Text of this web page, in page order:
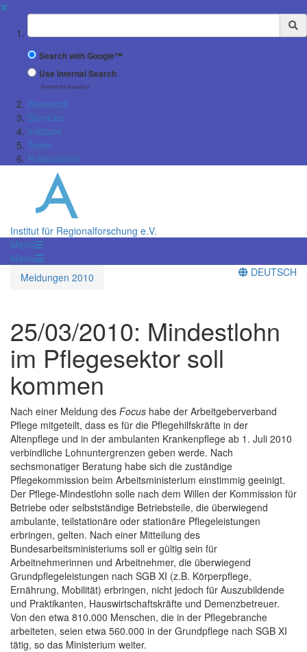
✖
Suchbegriff
Search with Google™
Use Internal Search
(limited result quality)
Research
Services
Institute
Team
Publications
Institut für Regionalforschung e.V.
Menü
Menü
Meldungen 2010
DEUTSCH
25/03/2010: Mindestlohn
im Pflegesektor soll
kommen
Nach einer Meldung des Focus habe der Arbeitgeberverband
Pflege mitgeteilt, dass es für die Pflegehilfskräfte in der
Altenpflege und in der ambulanten Krankenpflege ab 1. Juli 2010
verbindliche Lohnuntergrenzen geben werde. Nach
sechsmonatiger Beratung habe sich die zuständige
Pflegekommission beim Arbeitsministerium einstimmig geeinigt.
Der Pflege-Mindestlohn solle nach dem Willen der Kommission für
Betriebe oder selbstständige Betriebsteile, die überwiegend
ambulante, teilstationäre oder stationäre Pflegeleistungen
erbringen, gelten. Nach einer Mitteilung des
Bundesarbeitsministeriums soll er gültig sein für
Arbeitnehmerinnen und Arbeitnehmer, die überwiegend
Grundpflegeleistungen nach SGB XI (z.B. Körperpflege,
Ernährung, Mobilität) erbringen, nicht jedoch für Auszubildende
und Praktikanten, Hauswirtschaftskräfte und Demenzbetreuer.
Von den etwa 810.000 Menschen, die in der Pflegebranche
arbeiteten, seien etwa 560.000 in der Grundpflege nach SGB XI
tätig, so das Ministerium weiter.